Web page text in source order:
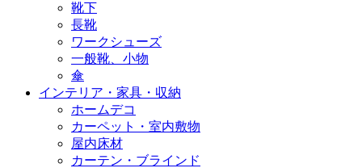
靴下
長靴
ワークシューズ
一般靴、小物
傘
インテリア・家具・収納
ホームデコ
カーペット・室内敷物
屋内床材
カーテン・ブラインド